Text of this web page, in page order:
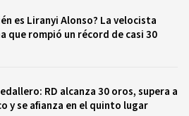
es Liranyi Alonso? La velocista
que rompió un récord de casi 30
RD alcanza 30 oros, supera a
y se afianza en el quinto lugar